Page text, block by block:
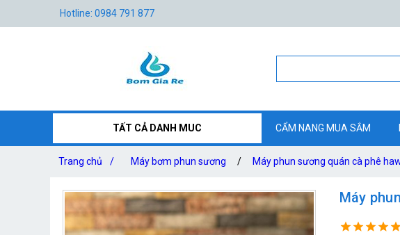
Hotline: 0984 791 877
TẤT CẢ DANH MUC CẨM NANG MUA SẮM
Trang chủ / Máy bơm phun sương / Máy phun sương quán cà phê
Máy